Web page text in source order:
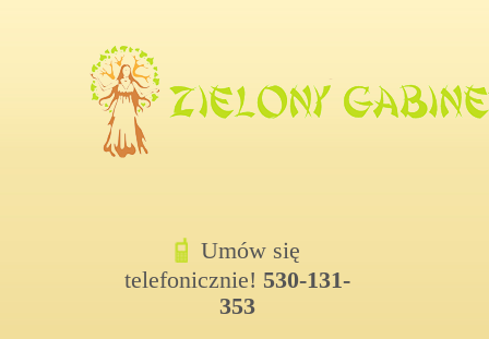
Umów się
telefonicznie! 530-131-
353